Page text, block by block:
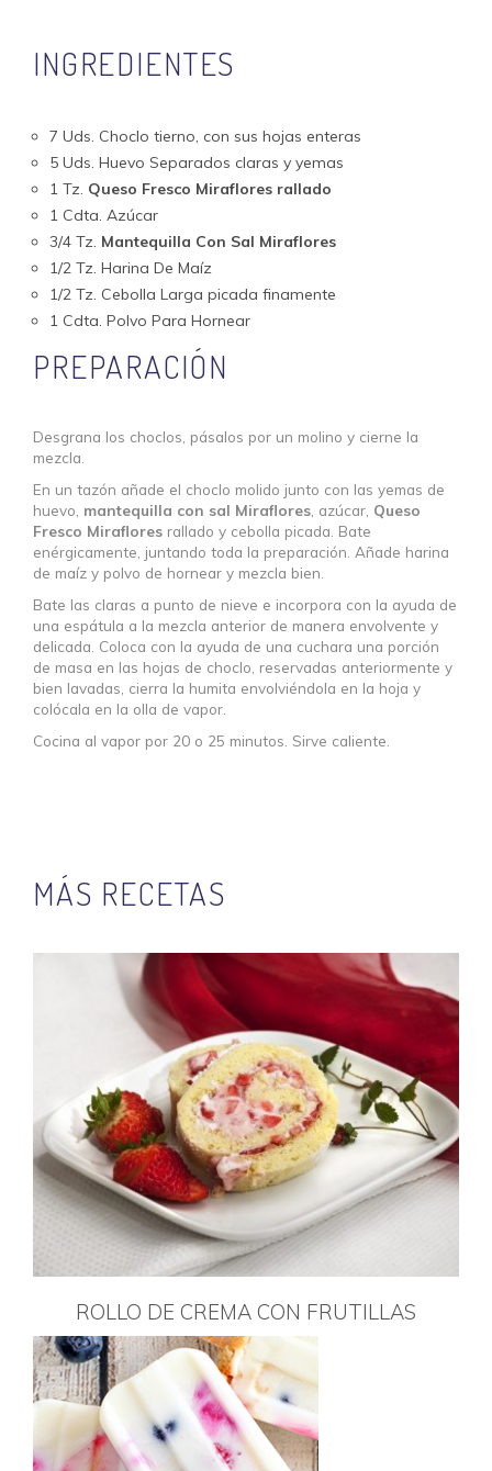
INGREDIENTES
7 Uds. Choclo tierno, con sus hojas enteras
5 Uds. Huevo Separados claras y yemas
1 Tz. Queso Fresco Miraflores rallado
1 Cdta. Azúcar
3/4 Tz. Mantequilla Con Sal Miraflores
1/2 Tz. Harina De Maíz
1/2 Tz. Cebolla Larga picada finamente
1 Cdta. Polvo Para Hornear
PREPARACIÓN
Desgrana los choclos, pásalos por un molino y cierne la
mezcla.
En un tazón añade el choclo molido junto con las yemas de
huevo, mantequilla con sal Miraflores , azúcar, Queso
Fresco Miraflores rallado y cebolla picada. Bate
enérgicamente, juntando toda la preparación. Añade harina
de maíz y polvo de hornear y mezcla bien.
Bate las claras a punto de nieve e incorpora con la ayuda de
una espátula a la mezcla anterior de manera envolvente y
delicada. Coloca con la ayuda de una cuchara una porción
de masa en las hojas de choclo, reservadas anteriormente y
bien lavadas, cierra la humita envolviéndola en la hoja y
colócala en la olla de vapor.
Cocina al vapor por 20 o 25 minutos. Sirve caliente.
MÁS RECETAS
ROLLO DE CREMA CON FRUTILLAS